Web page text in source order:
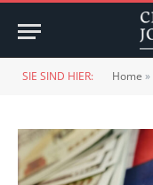
SIE SIND HIER: Home »